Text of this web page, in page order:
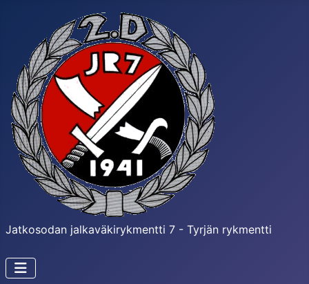
Jatkosodan jalkaväkirykmentti 7 - Tyrjän rykmentti